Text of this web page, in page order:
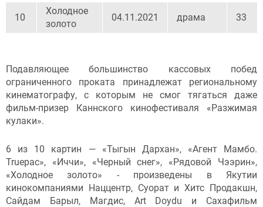
10
Холодное
золото
04.11.2021 драма 33
Подавляющее большинство кассовых побед
ограниченного проката принадлежат региональному
кинематографу, с которым не смог тягаться даже
фильм-призер Каннского кинофестиваля «Разжимая
кулаки».
6 из 10 картин — «Тыгын Дархан», «Агент Мамбо.
Truepac», «Иччи», «Черный снег», «Рядовой Чээрин»,
«Холодное золото» - произведены в Якутии
кинокомпаниями Наццентр, Суорат и Хитс Продакшн,
Сайдам Барыл, Магдис, Art Doydu и Сахафильм